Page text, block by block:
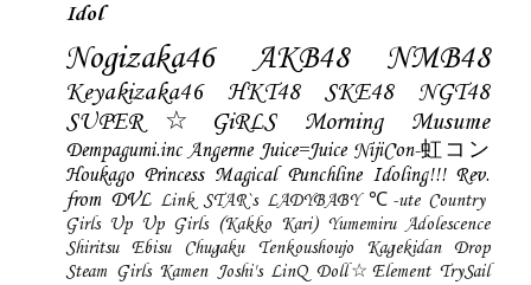
Idol
Nogizaka46 AKB48 NMB48
Keyakizaka46 HKT48 SKE48
NGT48
SUPER☆GiRLS
Morning Musume
Dempagumi.inc Angerme Juice=Juice NijiCon-虹コン
Houkago Princess Magical Punchline Idoling!!! Rev.
from DVL Link STAR`s LADYBABY ℃-ute Country
Girls Up Up Girls (Kakko Kari) Yumemiru Adolescence
Shiritsu Ebisu Chugaku
Tenkoushoujo Kagekidan
Drop
Steam Girls Kamen Joshi's LinQ Doll☆Element TrySail